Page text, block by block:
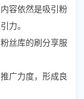
容依然是吸引粉
力。
丝库的刷分享服
广力度，形成良